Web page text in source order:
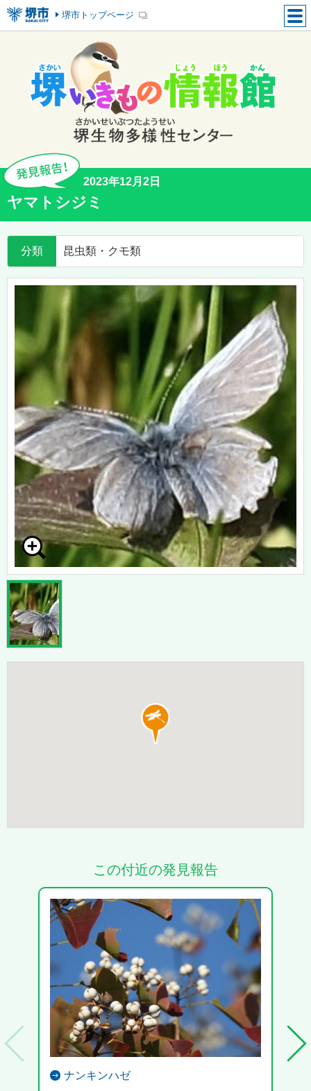
堺市トップページ
2023年12月2日
ヤマトシジミ
分類 昆虫類・クモ類
この付近の発見報告
ナンキンハゼ